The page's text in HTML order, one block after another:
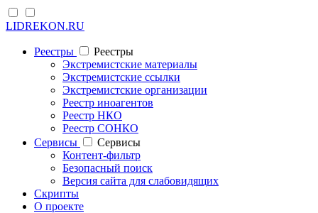
LIDREKON.RU
Реестры
Реестры
Экстремистские материалы
Экстремистские ссылки
Экстремистские организации
Реестр иноагентов
Реестр НКО
Реестр СОНКО
Cервисы
Cервисы
Контент-фильтр
Безопасный поиск
Версия сайта для слабовидящих
Скрипты
О проекте